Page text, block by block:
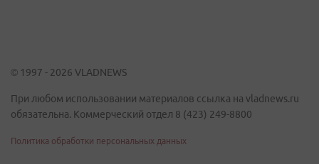
© 1997 - 2026 VLADNEWS
При любом использовании материалов ссылка на vladnews.ru
обязательна. Коммерческий отдел 8 (423) 249-8800
Политика обработки персональных данных